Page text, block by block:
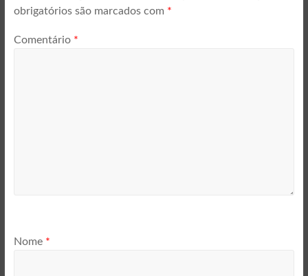
obrigatórios são marcados com *
Comentário *
Nome *